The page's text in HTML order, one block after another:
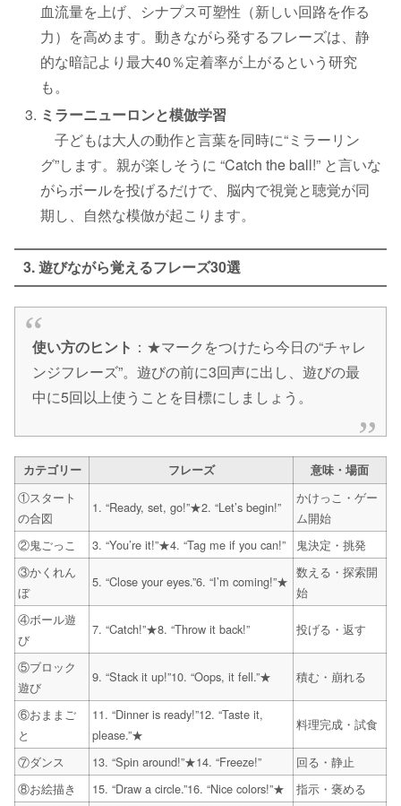
血流量を上げ、シナプス可塑性（新しい回路を作る
力）を高めます。動きながら発するフレーズは、静
的な暗記より最大40％定着率が上がるという研究
も。
ミラーニューロンと模倣学習
子どもは大人の動作と言葉を同時に“ミラーリン
グ”します。親が楽しそうに “Catch the ball!” と言いな
がらボールを投げるだけで、脳内で視覚と聴覚が同
期し、自然な模倣が起こります。
3. 遊びながら覚えるフレーズ30選
使い方のヒント ：★マークをつけたら今日の“チャレ
ンジフレーズ”。遊びの前に3回声に出し、遊びの最
中に5回以上使うことを目標にしましょう。
カテゴリー フレーズ 意味・場面
①スタート
の合図
1. “Ready, set, go!”★2. “Let’s begin!”
かけっこ・ゲー
ム開始
②鬼ごっこ
3. “You’re it!”★4. “Tag me if you can!”
鬼決定・挑発
③かくれん
ぼ
5. “Close your eyes.”6. “I’m coming!”★
数える・探索開
始
④ボール遊
び
7. “Catch!”★8. “Throw it back!” 投げる・返す
⑤ブロック
遊び
9. “Stack it up!”10. “Oops, it fell.”★ 積む・崩れる
⑥おままご
と
11. “Dinner is ready!”12. “Taste it,
please.”★
料理完成・試食
⑦ダンス 13. “Spin around!”★14. “Freeze!”
回る・静止
⑧お絵描き
15. “Draw a circle.”16. “Nice colors!”★
指示・褒める